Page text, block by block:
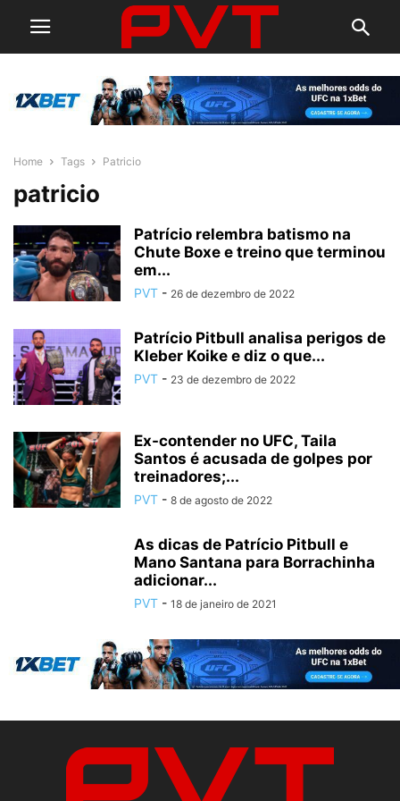
Home Tags Patricio
patricio
Patrício relembra batismo na
Chute Boxe e treino que terminou
em...
PVT - 26 de dezembro de 2022
Patrício Pitbull analisa perigos de
Kleber Koike e diz o que...
PVT - 23 de dezembro de 2022
Ex-contender no UFC, Taila
Santos é acusada de golpes por
treinadores;...
PVT - 8 de agosto de 2022
As dicas de Patrício Pitbull e
Mano Santana para Borrachinha
adicionar...
PVT - 18 de janeiro de 2021